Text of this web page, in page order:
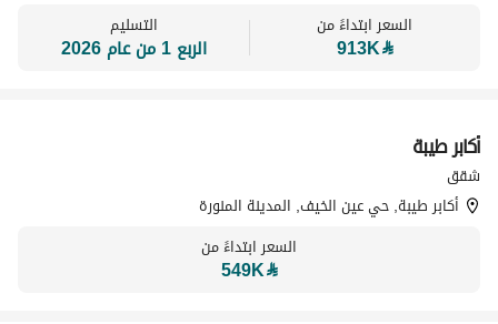
السعر ابتداءً من
⃁
913K
التسليم
الربع 1 من عام 2026
تسويق بواسطة
أكابر طيبة
شقق
أكابر طيبة, حي عين الخيف, المدينة المنورة
السعر ابتداءً من
⃁
549K